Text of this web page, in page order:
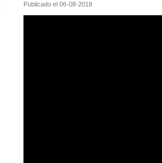
Publicado el 06-08-2018